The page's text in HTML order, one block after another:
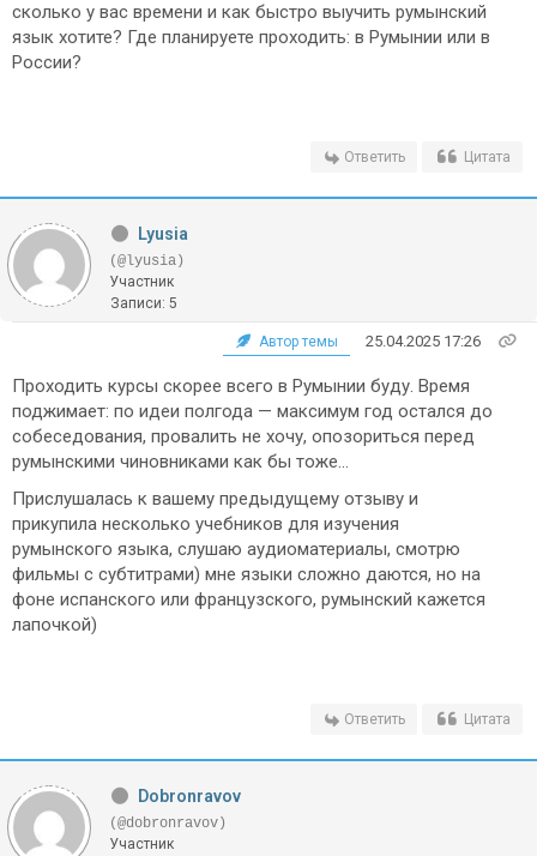
сколько у вас времени и как быстро выучить румынский
язык хотите? Где планируете проходить: в Румынии или в
России?
Ответить Цитата
Lyusia
(@lyusia)
Участник
Записи: 5
Автор темы 25.04.2025 17:26
Проходить курсы скорее всего в Румынии буду. Время
поджимает: по идеи полгода — максимум год остался до
собеседования, провалить не хочу, опозориться перед
румынскими чиновниками как бы тоже...
Прислушалась к вашему предыдущему отзыву и
прикупила несколько учебников для изучения
румынского языка, слушаю аудиоматериалы, смотрю
фильмы с субтитрами) мне языки сложно даются, но на
фоне испанского или французского, румынский кажется
лапочкой)
Ответить Цитата
Dobronravov
(@dobronravov)
Участник